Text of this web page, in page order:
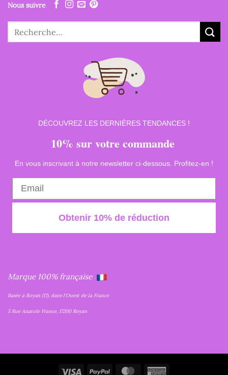
Nous suivre
pour :
DÉCOUVREZ LES DERNIÈRES TENDANCES !
10% sur votre commande
En vous inscrivant à notre newsletter ci-dessous. Profitez-en !
Obtenir 10% de réduction
Marque 100% française
Basée à Royan (17), dans l'Ouest de la France
5 Rue Anatole France, 17200 Royan